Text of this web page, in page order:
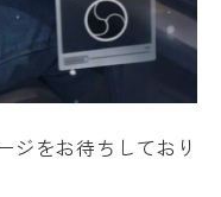
ジをお待ちしており